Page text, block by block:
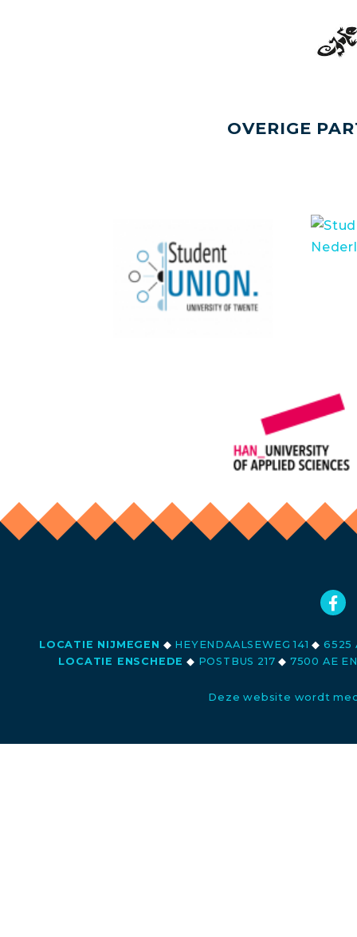
OVERIGE
LOCATIE NIJMEGEN ◆ HEYENDAALSEWEG 141◆ 6525
LOCATIE ENSCHEDE ◆ POSTBUS 217◆ 7500 AE
Deze website wordt